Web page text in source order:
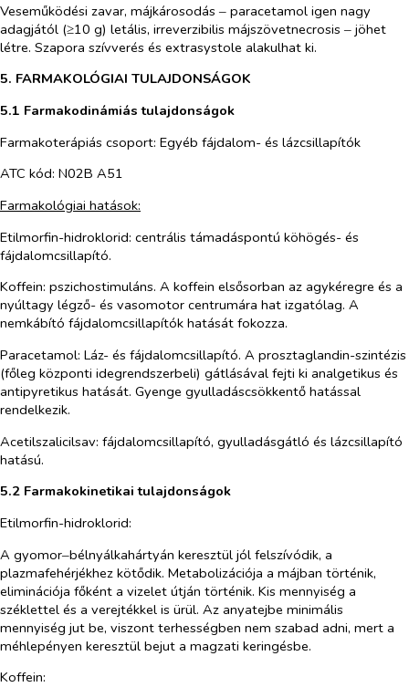
Veseműködési zavar, májkárosodás ‒ paracetamol igen nagy
adagjától (≥10 g) letális, irreverzibilis májszövetnecrosis ‒ jöhet
létre. Szapora szívverés és extrasystole alakulhat ki.
5. FARMAKOLÓGIAI TULAJDONSÁGOK
5.1 Farmakodinámiás tulajdonságok
Farmakoterápiás csoport: Egyéb fájdalom- és lázcsillapítók
ATC kód: N02B A51
Farmakológiai hatások:
Etilmorfin-hidroklorid: centrális támadáspontú köhögés- és
fájdalomcsillapító.
Koffein: pszichostimuláns. A koffein elsősorban az agykéregre és a
nyúltagy légző- és vasomotor centrumára hat izgatólag. A
nemkábító fájdalomcsillapítók hatását fokozza.
Paracetamol: Láz- és fájdalomcsillapító. A prosztaglandin-szintézis
(főleg központi idegrendszerbeli) gátlásával fejti ki analgetikus és
antipyretikus hatását. Gyenge gyulladáscsökkentő hatással
rendelkezik.
Acetilszalicilsav: fájdalomcsillapító, gyulladásgátló és lázcsillapító
hatású.
5.2 Farmakokinetikai tulajdonságok
Etilmorfin-hidroklorid:
A gyomor‒bélnyálkahártyán keresztül jól felszívódik, a
plazmafehérjékhez kötődik. Metabolizációja a májban történik,
eliminációja főként a vizelet útján történik. Kis mennyiség a
széklettel és a verejtékkel is ürül. Az anyatejbe minimális
mennyiség jut be, viszont terhességben nem szabad adni, mert a
méhlepényen keresztül bejut a magzati keringésbe.
Koffein: